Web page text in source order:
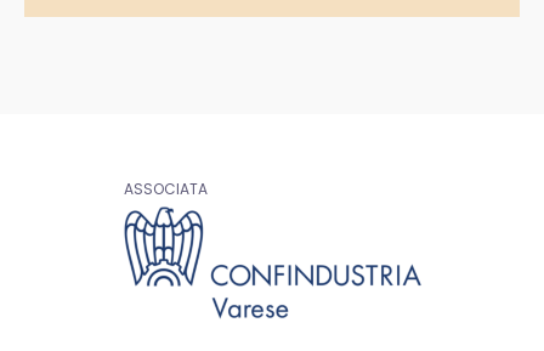
ASSOCIATA